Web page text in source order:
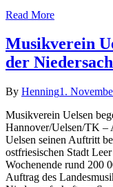
Read More
Musikverein
der
By Henning1.
Musikverein Uelsen
Hannover/Uelsen/TK –
Uelsen seinen Auftritt
ostfriesischen Stadt
Wochenende rund 200
Auftrag des